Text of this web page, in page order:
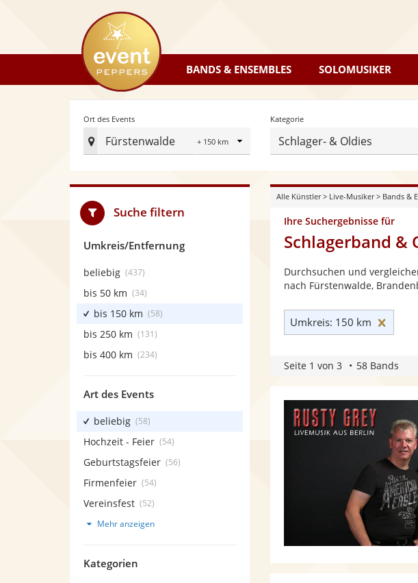
eventpeppers
BANDS & ENSEMBLES SOLOMUSIKER
Ort des Events
Fürstenwalde
Radius
Ort
Events
festlegen
Kategorie
Schlager- & Oldies
Alle Künstler> Live-Musiker> Bands &
Ihre Suchergebnisse für
Schlagerband &
Durchsuchen und
nach Fürstenwalde,
Umkreis: 150 km
Seite 1 von 3 58 Bands
Suche filtern
Umkreis/Entfernung
beliebig (437)
bis 50 km (34)
bis 150 km (58)
bis 250 km (131)
bis 400 km (234)
Art des Events
beliebig (58)
Hochzeit - Feier (54)
Geburtstagsfeier (56)
Firmenfeier (54)
Vereinsfest (52)
Mehr anzeigen
Kategorien